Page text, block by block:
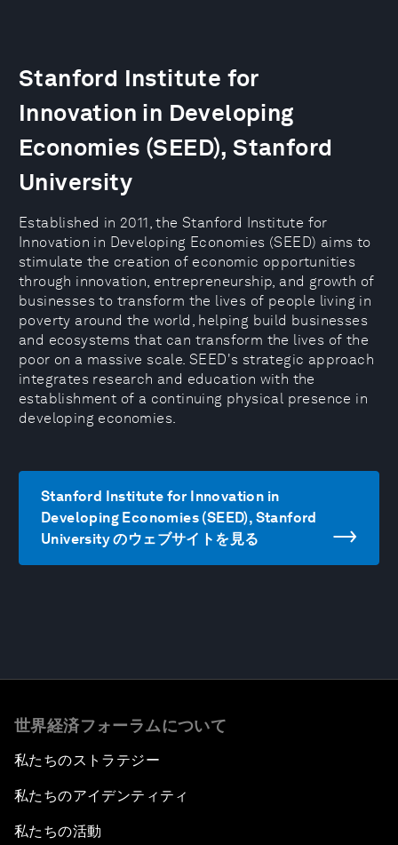
Stanford Institute for
Innovation in Developing
Economies (SEED), Stanford
University
Established in 2011, the Stanford Institute for
Innovation in Developing Economies (SEED) aims to
stimulate the creation of economic opportunities
through innovation, entrepreneurship, and growth of
businesses to transform the lives of people living in
poverty around the world, helping build businesses
and ecosystems that can transform the lives of the
poor on a massive scale. SEED's strategic approach
integrates research and education with the
establishment of a continuing physical presence in
developing economies.
Stanford Institute for Innovation in
Developing Economies (SEED), Stanford
University のウェブサイトを見る
世界経済フォーラムについて
私たちのストラテジー
私たちのアイデンティティ
私たちの活動